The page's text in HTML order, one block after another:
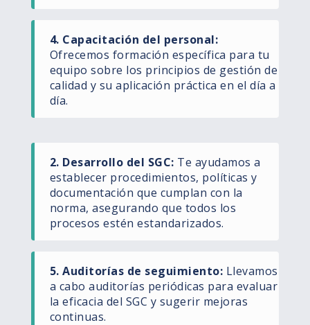
4. Capacitación del personal:
Ofrecemos formación específica para tu
equipo sobre los principios de gestión de
calidad y su aplicación práctica en el día a
día.
2. Desarrollo del SGC: Te ayudamos a
establecer procedimientos, políticas y
documentación que cumplan con la
norma, asegurando que todos los
procesos estén estandarizados.
5. Auditorías de seguimiento: Llevamos
a cabo auditorías periódicas para evaluar
la eficacia del SGC y sugerir mejoras
continuas.